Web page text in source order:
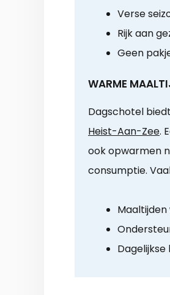
Verse
Rijk aan
Geen
WARME
Dagschotel
Heist-Aan-Zee.
ook opwarmen
consumptie.